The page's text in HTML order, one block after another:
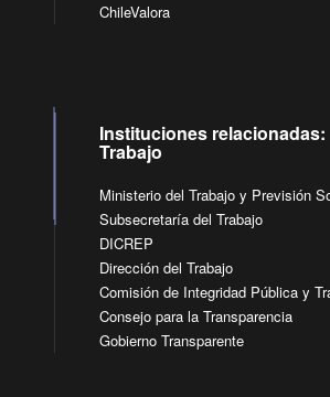
ChileValora
Instituciones relacionadas:
Trabajo
Ministerio del Trabajo y Previsión
Subsecretaría del Trabajo
DICREP
Dirección del Trabajo
Comisión de Integridad Pública y
Consejo para la Transparencia
Gobierno Transparente